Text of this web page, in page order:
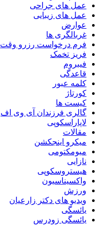
عمل های جراحی
عمل های زیبایی
عوارض
غربالگری ها
فرم درخواست رزرو وقت
فریز تخمک
فیبروم
قاعدگی
کلمه عبور
کورتاژ
کیست ها
گالری فرزندان آی وی اف
لاپاراسکوپی
مقالات
میکرو اینجکشن
میومکتومی
نازایی
هیستروسکوپی
واکسیناسیون
ورزش
ویدیو های دکتر زارعیان
یائسگی
یائسگی زودرس